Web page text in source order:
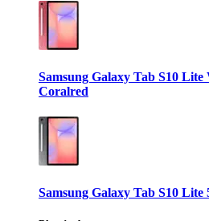
Samsung Galaxy Tab S10
Coralred
Samsung Galaxy Tab S10